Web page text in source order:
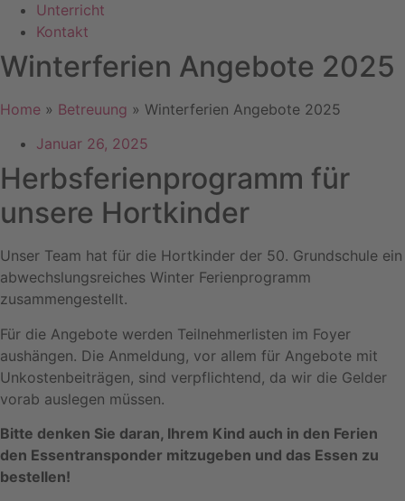
Unterricht
Kontakt
Winterferien Angebote 2025
Home » Betreuung » Winterferien Angebote 2025
Januar 26, 2025
Herbsferienprogramm für
unsere Hortkinder
Unser Team hat für die Hortkinder der 50. Grundschule ein
abwechslungsreiches Winter Ferienprogramm
zusammengestellt.
Für die Angebote werden Teilnehmerlisten im Foyer
aushängen. Die Anmeldung, vor allem für Angebote mit
Unkostenbeiträgen, sind verpflichtend, da wir die Gelder
vorab auslegen müssen.
Bitte denken Sie daran, Ihrem Kind auch in den Ferien
den Essentransponder mitzugeben und das Essen zu
bestellen!